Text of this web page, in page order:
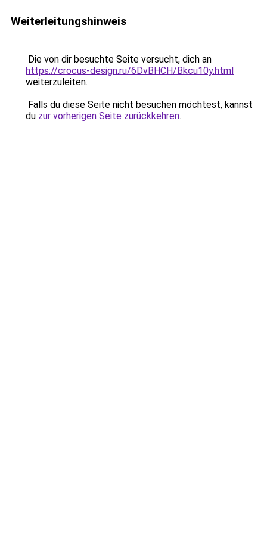
Weiterleitungshinweis
Die von dir besuchte Seite versucht, dich an
https://crocus-design.ru/6DvBHCH/Bkcu10y.html
weiterzuleiten.
Falls du diese Seite nicht besuchen möchtest, kannst
du zur vorherigen Seite zurückkehren.